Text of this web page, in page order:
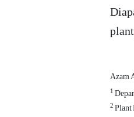
Azam
1
2Plant